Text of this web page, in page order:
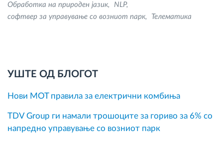
Обработка на природен јазик
NLP
софтвер за управување со возниот парк
Телематика
УШТЕ ОД БЛОГОТ
Нови MOT правила за електрични комбиња
TDV Group ги намали трошоците за гориво за 6% со
напредно управување со возниот парк